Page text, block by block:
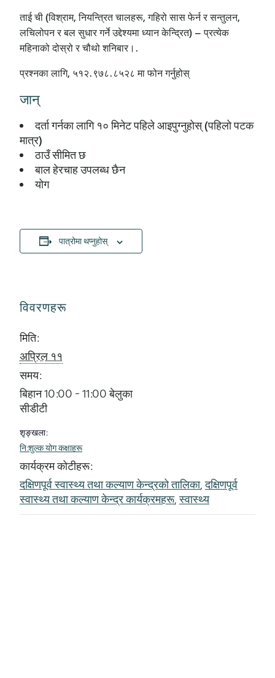
ताई ची (विश्राम, नियन्त्रित चालहरू, गहिरो सास फेर्न र सन्तुलन,
लचिलोपन र बल सुधार गर्ने उद्देश्यमा ध्यान केन्द्रित) – प्रत्येक
महिनाको दोस्रो र चौथो शनिबार।.
प्रश्नका लागि, ५१२.९७८.८५२८ मा फोन गर्नुहोस्
जान्
दर्ता गर्नका लागि १० मिनेट पहिले आइपुग्नुहोस् (पहिलो पटक
मात्र)
ठाउँ सीमित छ
बाल हेरचाह उपलब्ध छैन
योग
पात्रोमा थप्नुहोस्
विवरणहरू
मिति:
अप्रिल ११
समय:
बिहान 10:00 - 11:00 बेलुका
सीडीटी
शृङ्खला:
नि:शुल्क योग कक्षाहरू
कार्यक्रम कोटीहरू:
दक्षिणपूर्व स्वास्थ्य तथा कल्याण केन्द्रको तालिका,दक्षिणपूर्व
स्वास्थ्य तथा कल्याण केन्द्र कार्यक्रमहरू,स्वास्थ्य